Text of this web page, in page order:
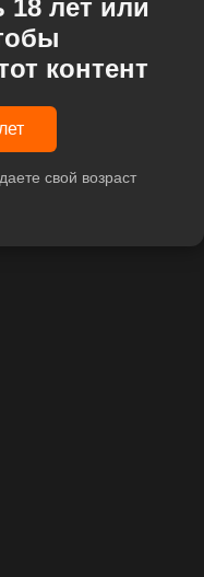
лет или
контент
свой возраст